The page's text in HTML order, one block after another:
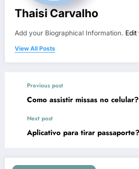
Thaisi Carvalho
Add your Biographical Information.
View All Posts
Previous post
Como assistir missas no celular?
Next post
Aplicativo para tirar